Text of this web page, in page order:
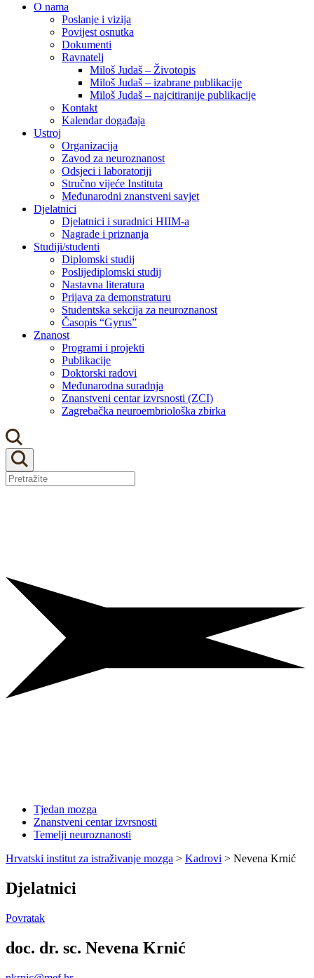
O nama
Poslanje i vizija
Povijest osnutka
Dokumenti
Ravnatelj
Miloš Judaš – Životopis
Miloš Judaš – izabrane publikacije
Miloš Judaš – najcitiranije publikacije
Kontakt
Kalendar događaja
Ustroj
Organizacija
Zavod za neuroznanost
Odsjeci i laboratoriji
Stručno vijeće Instituta
Međunarodni znanstveni savjet
Djelatnici
Djelatnici i suradnici HIIM-a
Nagrade i priznanja
Studiji/studenti
Diplomski studij
Poslijediplomski studij
Nastavna literatura
Prijava za demonstraturu
Studentska sekcija za neuroznanost
Časopis “Gyrus”
Znanost
Programi i projekti
Publikacije
Doktorski radovi
Međunarodna suradnja
Znanstveni centar izvrsnosti (ZCI)
Zagrebačka neuroembriološka zbirka
Tjedan mozga
Znanstveni centar izvrsnosti
Temelji neuroznanosti
Hrvatski institut za istraživanje mozga > Kadrovi > Nevena Krnić
Djelatnici
Povratak
doc. dr. sc. Nevena Krnić